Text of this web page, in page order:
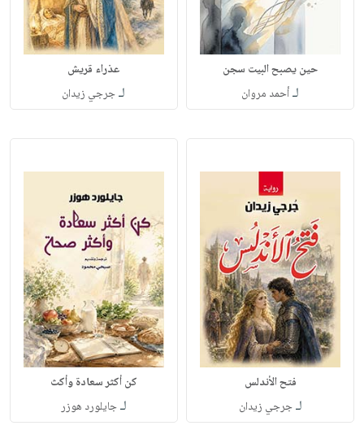
حين يصبح البيت سجن
لـأحمد مروان
عذراء قريش
لـجرجي زيدان
فتح الأندلس
لـجرجي زيدان
كن أكثر سعادة وأكث
لـجايلورد هوزر